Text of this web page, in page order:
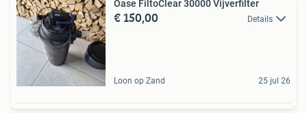
Oase FiltoClear 30000 Vijverfilter
€ 150,00 Details
Loon op Zand 25 jul 26